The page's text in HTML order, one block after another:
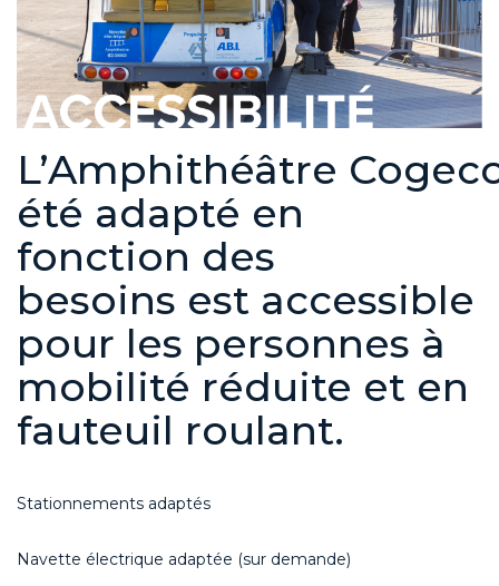
L’Amphithéâtre
été adapté en
fonction des
besoins est accessible
pour les personnes à
mobilité réduite et en
fauteuil roulant.
Stationnements adaptés
Navette électrique adaptée (sur demande)